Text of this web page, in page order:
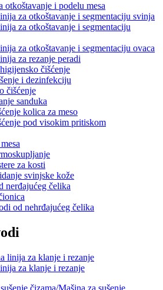
otkoštavanje i podelu mesa
za otkoštavanje i segmentaciju svinja
za otkoštavanje i segmentaciju
za otkoštavanje i segmentaciju ovaca
za rezanje peradi
čišćenje
i dezinfekciju
čišćenje
sanduka
kolica za meso
pod visokim pritiskom
za kosti
svinjske kože
nerđajućeg čelika
od nehrđajućeg čelika
za klanje i rezanje